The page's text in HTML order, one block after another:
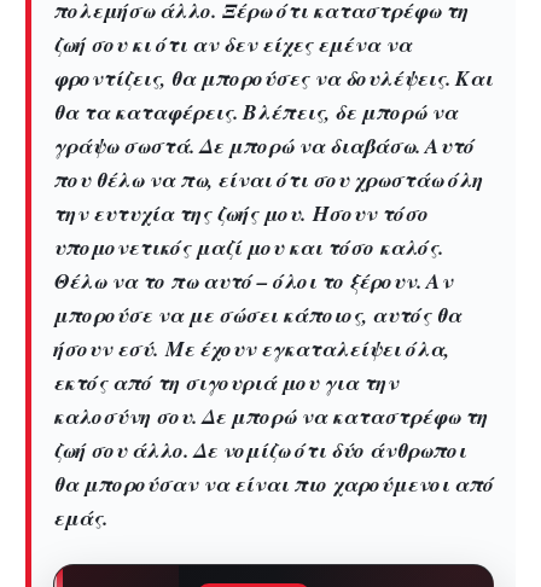
πολεμήσω άλλο. Ξέρω ότι καταστρέφω τη
ζωή σου κι ότι αν δεν είχες εμένα να
φροντίζεις, θα μπορούσες να δουλέψεις. Και
θα τα καταφέρεις. Βλέπεις, δε μπορώ να
γράψω σωστά. Δε μπορώ να διαβάσω. Αυτό
που θέλω να πω, είναι ότι σου χρωστάω όλη
την ευτυχία της ζωής μου. Ήσουν τόσο
υπομονετικός μαζί μου και τόσο καλός.
Θέλω να το πω αυτό – όλοι το ξέρουν. Αν
μπορούσε να με σώσει κάποιος, αυτός θα
ήσουν εσύ. Με έχουν εγκαταλείψει όλα,
εκτός από τη σιγουριά μου για την
καλοσύνη σου. Δε μπορώ να καταστρέφω τη
ζωή σου άλλο. Δε νομίζω ότι δύο άνθρωποι
θα μπορούσαν να είναι πιο χαρούμενοι από
εμάς.